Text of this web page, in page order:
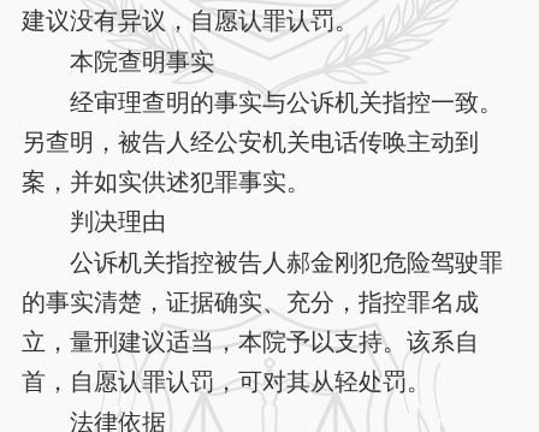
建议没有异议，自愿认罪认罚。
本院查明事实
经审理查明的事实与公诉机关指控一致。
另查明，被告人经公安机关电话传唤主动到
案，并如实供述犯罪事实。
判决理由
公诉机关指控被告人郝金刚犯危险驾驶罪
的事实清楚，证据确实、充分，指控罪名成
立，量刑建议适当，本院予以支持。该系自
首，自愿认罪认罚，可对其从轻处罚。
法律依据